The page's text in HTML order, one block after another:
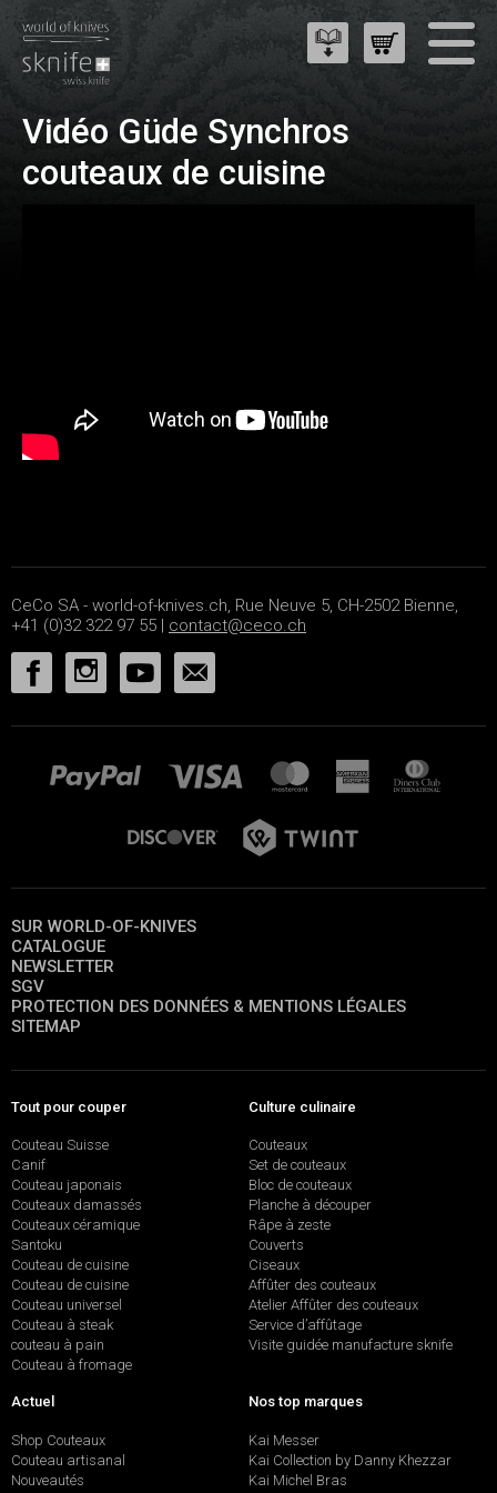
Vidéo Güde Synchros
couteaux de cuisine
CeCo SA - world-of-knives.ch, Rue Neuve 5, CH-2502 Bienne,
+41 (0)32 322 97 55 | contact@ceco.ch
SUR WORLD-OF-KNIVES
CATALOGUE
NEWSLETTER
SGV
PROTECTION DES DONNÉES & MENTIONS LÉGALES
SITEMAP
Tout pour couper
Couteau Suisse
Canif
Couteau japonais
Couteaux damassés
Couteaux céramique
Santoku
Couteau de cuisine
Couteau de cuisine
Couteau universel
Couteau à steak
couteau à pain
Couteau à fromage
Culture culinaire
Couteaux
Set de couteaux
Bloc de couteaux
Planche à découper
Râpe à zeste
Couverts
Ciseaux
Affûter des couteaux
Atelier Affûter des couteaux
Service d’affûtage
Visite guidée manufacture sknife
Actuel
Shop Couteaux
Couteau artisanal
Nouveautés
Nos top marques
Kai Messer
Kai Collection by Danny Khezzar
Kai Michel Bras